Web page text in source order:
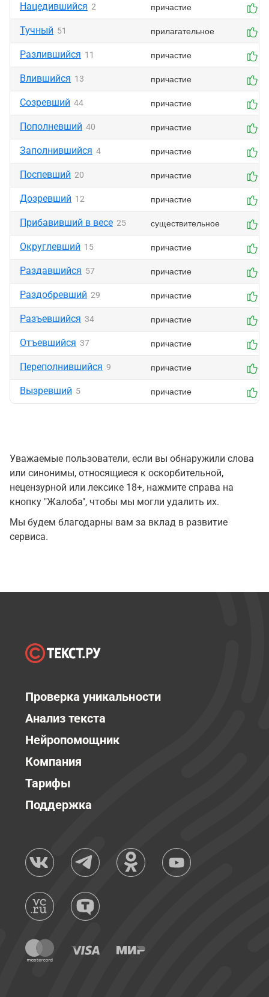
Нацедившийся 2 причастие
Тучный 51 прилагательное
Разлившийся 11 причастие
Влившийся 13 причастие
Созревший 44 причастие
Пополневший 40 причастие
Заполнившийся 4 причастие
Поспевший 20 причастие
Дозревший 12 причастие
Прибавивший в весе 25 существительное
Округлевший 15 причастие
Раздавшийся 57 причастие
Раздобревший 29 причастие
Разъевшийся 34 причастие
Отъевшийся 37 причастие
Переполнившийся 9 причастие
Вызревший 5 причастие
Уважаемые пользователи, если вы обнаружили слова
или синонимы, относящиеся к оскорбительной,
нецензурной или лексике 18+, нажмите справа на
кнопку "Жалоба", чтобы мы могли удалить их.
Мы будем благодарны вам за вклад в развитие
сервиса.
Проверка уникальности
Анализ текста
Нейропомощник
Компания
Тарифы
Поддержка